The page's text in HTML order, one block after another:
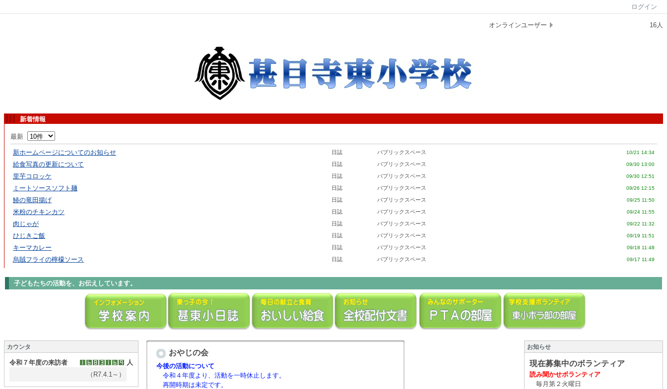
ログイン
オンラインユーザー 16人
新着情報
最新
新ホームページについてのお知らせ 日誌 パブリックスペース 10/21 14:34
給食写真の更新について 日誌 パブリックスペース 09/30 13:00
里芋コロッケ 日誌 パブリックスペース 09/30 12:51
ミートソースソフト麺 日誌 パブリックスペース 09/26 12:15
鰆の竜田揚げ 日誌 パブリックスペース 09/25 11:50
米粉のチキンカツ 日誌 パブリックスペース 09/24 11:55
肉じゃが 日誌 パブリックスペース 09/22 11:32
ひじきご飯 日誌 パブリックスペース 09/19 11:51
キーマカレー 日誌 パブリックスペース 09/18 11:48
烏賊フライの檸檬ソース 日誌 パブリックスペース 09/17 11:49
子どもたちの活動を、お伝えしています。
カウンタ
令和７年度の来訪者
人
（R7.4.1～）
おやじの会
今後の活動について
令和４年度より、活動を一時休止します。
再開時期は未定です。
お知らせ
現在募集中のボランティア
読み聞かせボランティア
毎月第２火曜日